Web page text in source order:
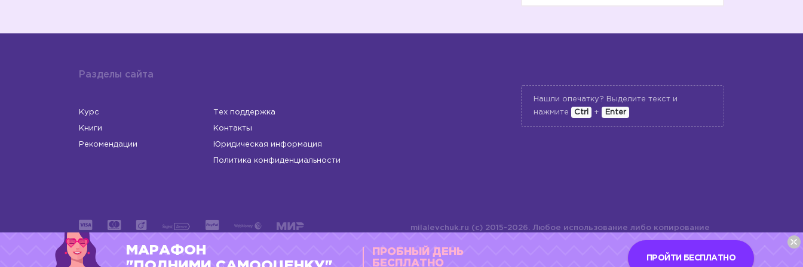
Разделы сайта
Курс
Книги
Рекомендации
Тех поддержка
Контакты
Юридическая информация
Политика конфиденциальности
Нашли опечатку? Выделите текст и
нажмите
Ctrl + Enter
ИП Левчук Людмила Николаевна
milalevchuk.ru (c) 2015-2026. Любое использование либо копирование
материалов или подборки материалов сайта, элементов дизайна и
оформления допускается лишь с разрешения правообладателя и
МАРАФОН
ПРОБНЫЙ ДЕНЬ
БЕСПЛАТНО
ПРОЙТИ БЕСПЛАТНО